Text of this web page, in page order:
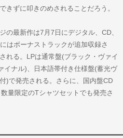
きずに叩きのめされることだろう。
の最新作は7月7日にデジタル、CD、
はボーナストラックが追加収録さ
れる。LPは通常盤(ブラック・ヴァイ
イナル)、日本語帯付き仕様盤(蓄光ヴ
)で発売される。さらに、国内盤CD
量限定のTシャツセットでも発売さ